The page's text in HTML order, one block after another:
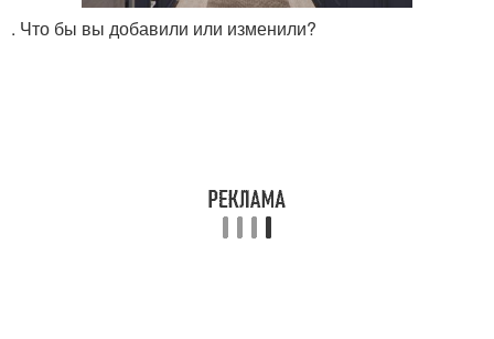
. Что бы вы добавили или изменили?